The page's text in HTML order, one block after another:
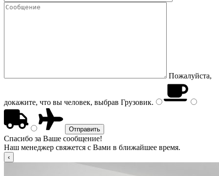
Пожалуйста,
докажите, что вы человек, выбрав Грузовик.
Спасибо за Ваше сообщение!
Наш менеджер свяжется с Вами в ближайшее время.